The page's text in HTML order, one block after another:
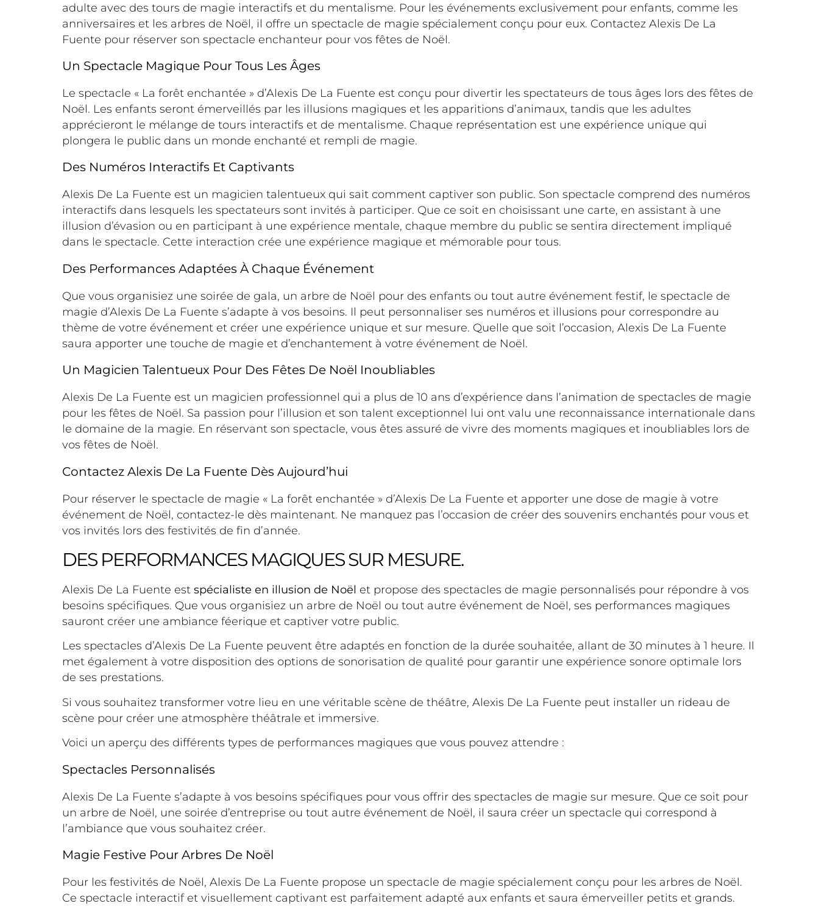
adulte avec des tours de magie interactifs et du mentalisme. Pour les événements exclusivement pour enfants, comme les
anniversaires et les arbres de Noël, il offre un spectacle de magie spécialement conçu pour eux. Contactez Alexis De La
Fuente pour réserver son spectacle enchanteur pour vos fêtes de Noël.
Un Spectacle Magique Pour Tous Les Âges
Le spectacle « La forêt enchantée » d’Alexis De La Fuente est conçu pour divertir les spectateurs de tous âges lors des fêtes de
Noël. Les enfants seront émerveillés par les illusions magiques et les apparitions d’animaux, tandis que les adultes
apprécieront le mélange de tours interactifs et de mentalisme. Chaque représentation est une expérience unique qui
plongera le public dans un monde enchanté et rempli de magie.
Des Numéros Interactifs Et Captivants
Alexis De La Fuente est un magicien talentueux qui sait comment captiver son public. Son spectacle comprend des numéros
interactifs dans lesquels les spectateurs sont invités à participer. Que ce soit en choisissant une carte, en assistant à une
illusion d’évasion ou en participant à une expérience mentale, chaque membre du public se sentira directement impliqué
dans le spectacle. Cette interaction crée une expérience magique et mémorable pour tous.
Des Performances Adaptées À Chaque Événement
Que vous organisiez une soirée de gala, un arbre de Noël pour des enfants ou tout autre événement festif, le spectacle de
magie d’Alexis De La Fuente s’adapte à vos besoins. Il peut personnaliser ses numéros et illusions pour correspondre au
thème de votre événement et créer une expérience unique et sur mesure. Quelle que soit l’occasion, Alexis De La Fuente
saura apporter une touche de magie et d’enchantement à votre événement de Noël.
Un Magicien Talentueux Pour Des Fêtes De Noël Inoubliables
Alexis De La Fuente est un magicien professionnel qui a plus de 10 ans d’expérience dans l’animation de spectacles de magie
pour les fêtes de Noël. Sa passion pour l’illusion et son talent exceptionnel lui ont valu une reconnaissance internationale dans
le domaine de la magie. En réservant son spectacle, vous êtes assuré de vivre des moments magiques et inoubliables lors de
vos fêtes de Noël.
Contactez Alexis De La Fuente Dès Aujourd’hui
Pour réserver le spectacle de magie « La forêt enchantée » d’Alexis De La Fuente et apporter une dose de magie à votre
événement de Noël, contactez-le dès maintenant. Ne manquez pas l’occasion de créer des souvenirs enchantés pour vous et
vos invités lors des festivités de fin d’année.
DES PERFORMANCES MAGIQUES SUR MESURE.
Alexis De La Fuente est spécialiste en illusion de Noël et propose des spectacles de magie personnalisés pour répondre à vos
besoins spécifiques. Que vous organisiez un arbre de Noël ou tout autre événement de Noël, ses performances magiques
sauront créer une ambiance féerique et captiver votre public.
Les spectacles d’Alexis De La Fuente peuvent être adaptés en fonction de la durée souhaitée, allant de 30 minutes à 1 heure. Il
met également à votre disposition des options de sonorisation de qualité pour garantir une expérience sonore optimale lors
de ses prestations.
Si vous souhaitez transformer votre lieu en une véritable scène de théâtre, Alexis De La Fuente peut installer un rideau de
scène pour créer une atmosphère théâtrale et immersive.
Voici un aperçu des différents types de performances magiques que vous pouvez attendre :
Spectacles Personnalisés
Alexis De La Fuente s’adapte à vos besoins spécifiques pour vous offrir des spectacles de magie sur mesure. Que ce soit pour
un arbre de Noël, une soirée d’entreprise ou tout autre événement de Noël, il saura créer un spectacle qui correspond à
l’ambiance que vous souhaitez créer.
Magie Festive Pour Arbres De Noël
Pour les festivités de Noël, Alexis De La Fuente propose un spectacle de magie spécialement conçu pour les arbres de Noël.
Ce spectacle interactif et visuellement captivant est parfaitement adapté aux enfants et saura émerveiller petits et grands.